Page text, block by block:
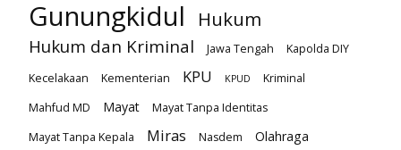
Gunungkidul Hukum
Hukum dan Kriminal Jawa Tengah
Kapolda DIY
Kecelakaan
Kementerian KPU KPUD
Kriminal
Mahfud MD
Mayat
Mayat Tanpa Identitas
Mayat Tanpa Kepala
Miras Nasdem Olahraga